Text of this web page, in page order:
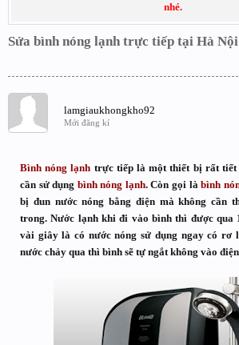
nhé.
Sửa bình nóng lạnh trực tiếp tại Hà Nội
lamgiaukhongkho92
Mới đăng kí
Bình nóng lạnh trực tiếp là một thiết bị rất
cần sử dụng bình nóng lạnh. Còn gọi làbình
bị đun nước nóng bằng điện mà không cần
trong. Nước lạnh khi đi vào bình thì được qua
vài giây là có nước nóng sử dụng ngay có rơ
nước chảy qua thì bình sẽ tự ngắt không vào